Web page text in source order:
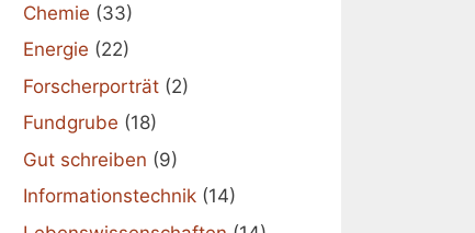
Chemie (33)
Energie (22)
Forscherporträt (2)
Fundgrube (18)
Gut schreiben (9)
Informationstechnik (14)